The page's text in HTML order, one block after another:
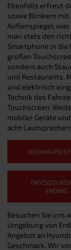
Ebenfalls erfreut
sowie Blinkern mit
Außenspiegel,
man stets den
Smartphone in die
großen
sondern auch
und Restaurants.
und elektrisch
Technik des
Touchscreen.
mobiler Geräte
acht
NEUWAGEN
ERDING
Besuchen Sie uns
Umgebung von
Angebot an
Geschmack. Wir